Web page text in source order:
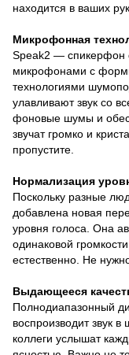
находится в ваших
Микрофонная
Speak2 — спикерфон
микрофонами с
технологиями
улавливают звук со
фоновые шумы и
звучат громко и
пропустите.
Нормализация
Поскольку разные
добавлена новая
уровня голоса. Она
одинаковой
естественно. Не
Выдающееся
Полнодиапазонный
воспроизводит звук
коллеги услышат